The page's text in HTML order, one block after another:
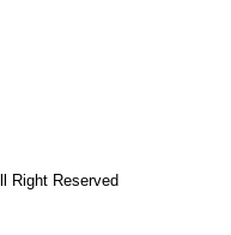
Right Reserved